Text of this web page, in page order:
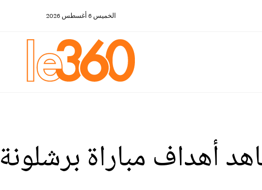
الخميس 6 أغسطس 2026
أهداف مباراة